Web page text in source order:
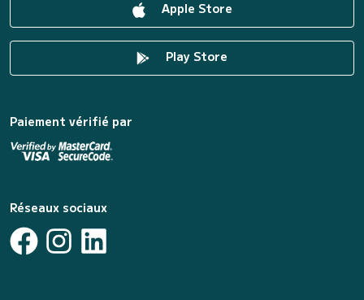
Apple Store
Play Store
Paiement vérifié par
Réseaux sociaux